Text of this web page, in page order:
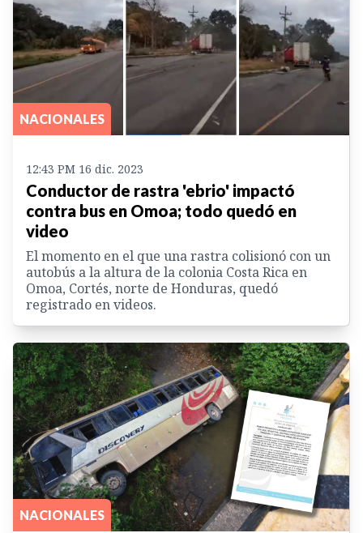
NACIONALES
12:43 PM 16 dic. 2023
Conductor de rastra 'ebrio' impactó
contra bus en Omoa; todo quedó en
video
El momento en el que una rastra colisionó con un
autobús a la altura de la colonia Costa Rica en
Omoa, Cortés, norte de Honduras, quedó
registrado en videos.
NACIONALES